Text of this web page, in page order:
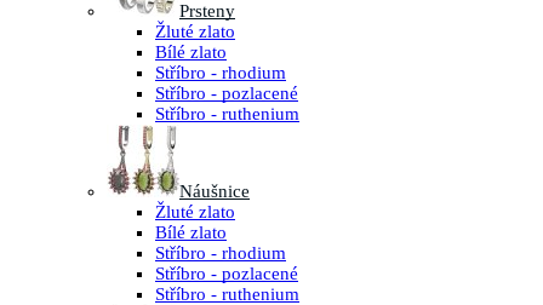
Prsteny
Žluté zlato
Bílé zlato
Stříbro - rhodium
Stříbro - pozlacené
Stříbro - ruthenium
Náušnice
Žluté zlato
Bílé zlato
Stříbro - rhodium
Stříbro - pozlacené
Stříbro - ruthenium